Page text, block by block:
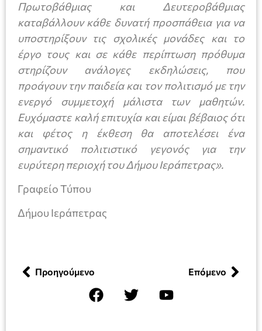
Πρωτοβάθμιας και Δευτεροβάθμιας
καταβάλλουν κάθε δυνατή προσπάθεια για να
υποστηρίξουν τις σχολικές μονάδες και το
έργο τους και σε κάθε περίπτωση πρόθυμα
στηρίζουν ανάλογες εκδηλώσεις, που
προάγουν την παιδεία και τον πολιτισμό με την
ενεργό συμμετοχή μάλιστα των μαθητών.
Ευχόμαστε καλή επιτυχία και είμαι βέβαιος ότι
και φέτος η έκθεση θα αποτελέσει ένα
σημαντικό πολιτιστικό γεγονός για την
ευρύτερη περιοχή του Δήμου Ιεράπετρας».
Γραφείο Τύπου
Δήμου Ιεράπετρας
Προηγούμενο Επόμενο